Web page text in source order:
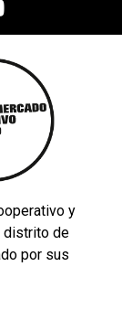
y
distrito de
por sus